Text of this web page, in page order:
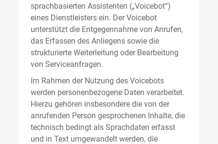
sprachbasierten Assistenten („Voicebot“)
eines Dienstleisters ein. Der Voicebot
unterstützt die Entgegennahme von Anrufen,
das Erfassen des Anliegens sowie die
strukturierte Weiterleitung oder Bearbeitung
von Serviceanfragen.
Im Rahmen der Nutzung des Voicebots
werden personenbezogene Daten verarbeitet.
Hierzu gehören insbesondere die von der
anrufenden Person gesprochenen Inhalte, die
technisch bedingt als Sprachdaten erfasst
und in Text umgewandelt werden, die